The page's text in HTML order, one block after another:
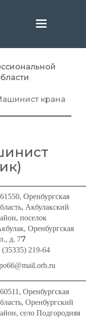
Меню
крана
Оренбургская
Акбулакский
поселок
Оренбургская
д. 77
(35335) 219-64
Оренбургская
Оренбургский
село Подгородняя